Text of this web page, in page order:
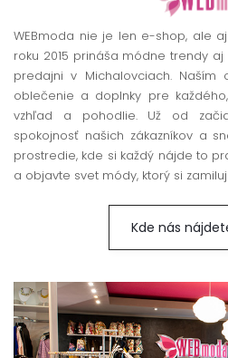
WEBmoda nie je len e-shop, ale
roku 2015 prináša módne trendy
predajni v Michalovciach. Naším
oblečenie a doplnky pre
vzhľad a pohodlie. Už od
spokojnosť našich zákazníkov a
prostredie, kde si každý nájde to
a objavte svet módy, ktorý si
Kde nás